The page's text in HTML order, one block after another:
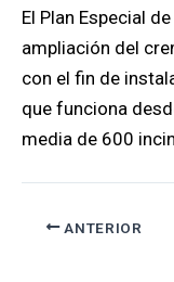
El Plan Especial
ampliación del
con el fin de
que funciona
media de 600
ANTERIOR